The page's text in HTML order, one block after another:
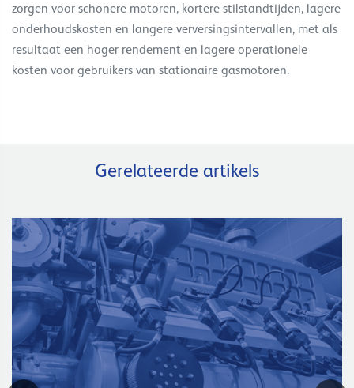
zorgen voor schonere motoren, kortere stilstandtijden, lagere
onderhoudskosten en langere verversingsintervallen, met als
resultaat een hoger rendement en lagere operationele
kosten voor gebruikers van stationaire gasmotoren.
Gerelateerde artikels